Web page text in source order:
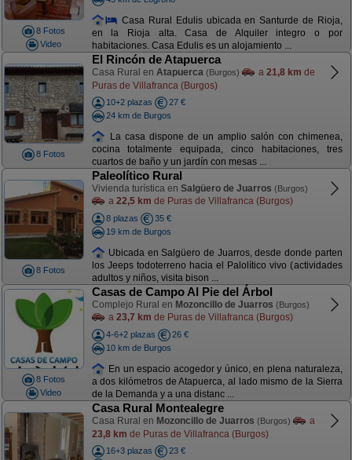
8 Fotos
Video
Casa Rural Edulis ubicada en Santurde de Rioja,
en la Rioja alta. Casa de Alquiler integro o por
habitaciones. Casa Edulis es un alojamiento ...
8 Fotos
El Rincón de Atapuerca
Casa Rural en Atapuerca (Burgos) a 21,8 km de
Puras de Villafranca (Burgos)
10+2 plazas
27 €
24 km de Burgos
La casa dispone de un amplio salón con chimenea,
cocina totalmente equipada, cinco habitaciones, tres
cuartos de baño y un jardín con mesas ...
8 Fotos
Paleolítico Rural
Vivienda turística en Salgüero de Juarros (Burgos)
a 22,5 km de Puras de Villafranca (Burgos)
8 plazas
35 €
19 km de Burgos
Ubicada en Salgüero de Juarros, desde donde parten
los Jeeps todoterreno hacia el Palolítico vivo (actividades
adultos y niños, visita bison ...
8 Fotos
Video
Casas de Campo Al Pie del Árbol
Complejo Rural en Mozoncillo de Juarros (Burgos)
a 23,7 km de Puras de Villafranca (Burgos)
4-6+2 plazas
26 €
10 km de Burgos
En un espacio acogedor y único, en plena naturaleza,
a dos kilómetros de Atapuerca, al lado mismo de la Sierra
de la Demanda y a una distanc ...
Casa Rural Montealegre
Casa Rural en Mozoncillo de Juarros (Burgos)
a
23,8 km de Puras de Villafranca (Burgos)
16+3 plazas
23 €